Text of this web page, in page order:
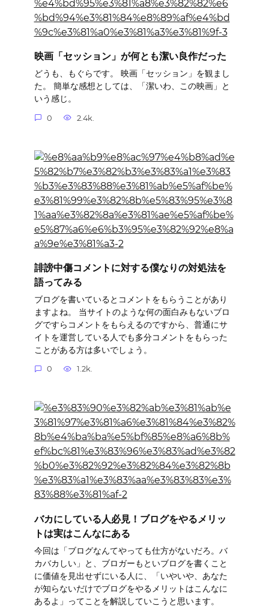
映画「セッション」が何とも潔い良作だった
どうも、もぐらです。 映画「セッション」を観まし
た。 簡単な感想としては、「潔いわ、この映画」と
いう感じ。
0 2.4k.
誹謗中傷コメントに対する僕なりの対処法を
語ってみる
ブログを書いているとコメントをもらうことがあり
ますよね。 当サイトのような何の面白みもないブロ
グですらコメントをもらえるのですから、普通にサ
イトを運営している人でも多分コメントをもらった
ことがある方は多いでしょう。
0 1.2k.
バカにしている人必見！ブログをやるメリッ
トは実はこんなにある
今回は「ブログなんてやっても仕方がないだろ。バ
カバカしい」と、ブロガーもといブログを書くこと
に価値を見出せずにいる人に、「いやいや、あなた
が知らないだけでブログをやるメリットはこんなに
あるよ」ってことを解説していこうと思います。